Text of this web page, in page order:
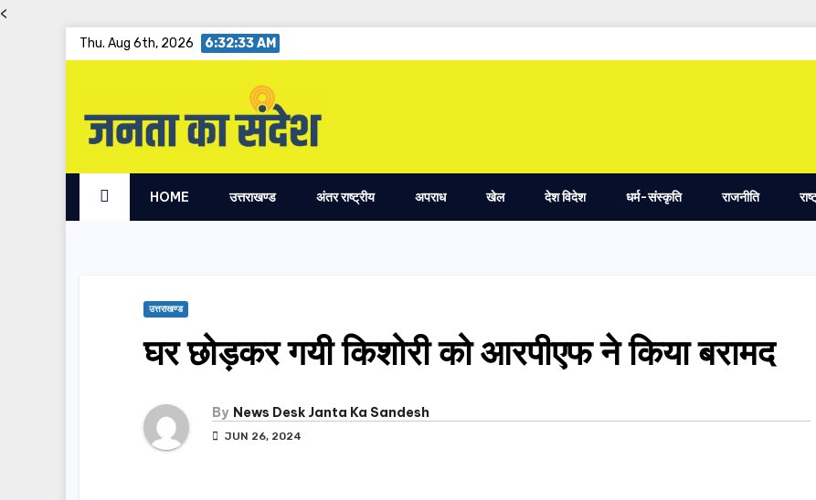
<
Thu. Aug 6th, 2026 6:32:34 AM
HOME उत्तराखण्ड अंतर राष्ट्रीय अपराध खेल देश विदेश धर्म-संस्कृति राजनीति
उत्तराखण्ड
घर छोड़कर गयी किशोरी को आरपीएफ ने किया बरामद
By News Desk Janta Ka Sandesh
JUN 26, 2024